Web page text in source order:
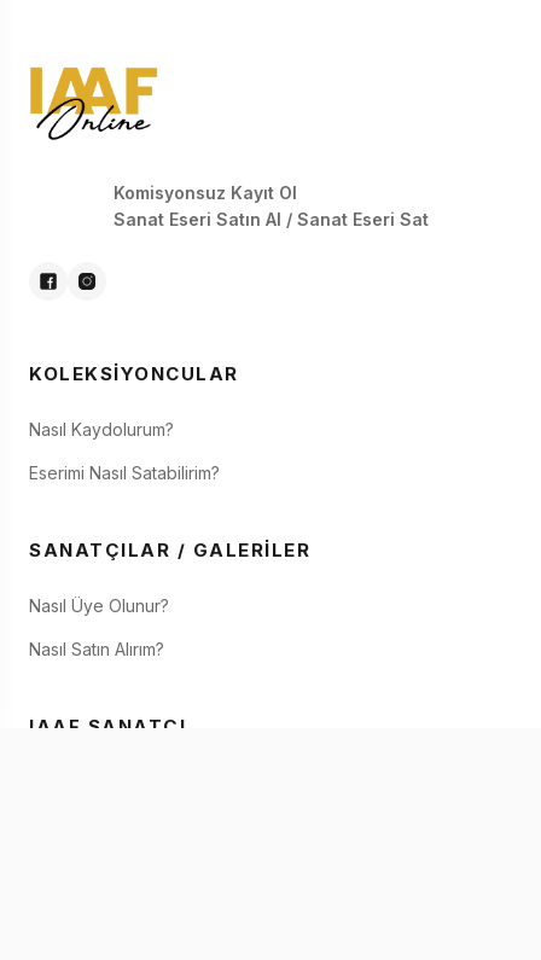
Komisyonsuz Kayıt Ol
Sanat Eseri Satın Al / Sanat Eseri Sat
KOLEKSIYONCULAR
Nasıl Kaydolurum?
Eserimi Nasıl Satabilirim?
SANATÇILAR / GALERILER
Nasıl Üye Olunur?
Nasıl Satın Alırım?
IAAF SANATÇI